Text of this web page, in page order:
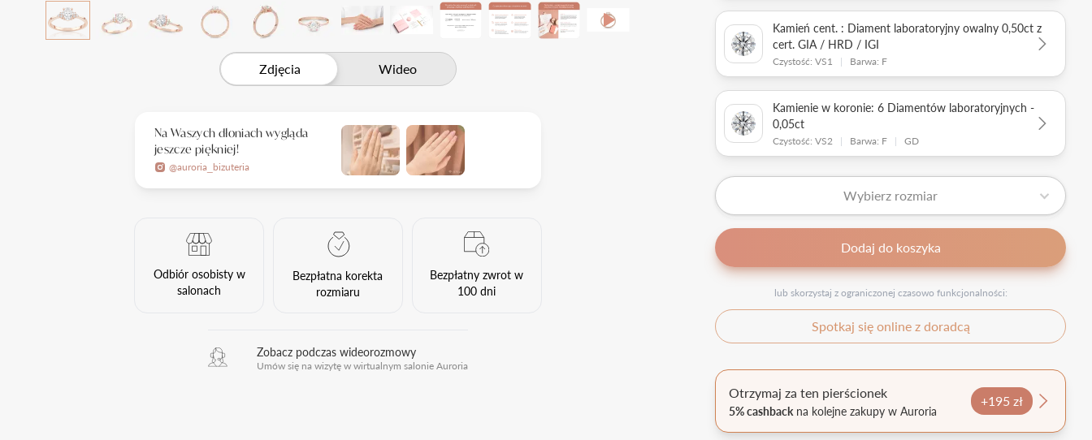
Zdjęcia Wideo
Na Waszych dłoniach wygląda
jeszcze piękniej!
@auroria_bizuteria
Odbiór osobisty w
salonach
Bezpłatna korekta
rozmiaru
Bezpłatny zwrot w
100 dni
Zobacz podczas wideorozmowy
Umów się na wizytę w wirtualnym salonie Auroria
Kamień cent. : Diament laboratoryjny owalny 0,50ct z
cert. GIA / HRD / IGI
Czystość: VS1 | Barwa: F
Kamienie w koronie: 6 Diamentów laboratoryjnych -
0,05ct
Czystość: VS2 | Barwa: F | GD
Wybierz rozmiar
Dodaj do koszyka
lub skorzystaj z ograniczonej czasowo funkcjonalności:
Spotkaj się online z doradcą
Otrzymaj za ten pierścionek
5% cashback na kolejne zakupy w Auroria
+195 zł